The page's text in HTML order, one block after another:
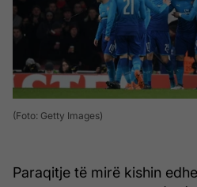
(Foto: Getty Images)
Paraqitje të mirë kishin